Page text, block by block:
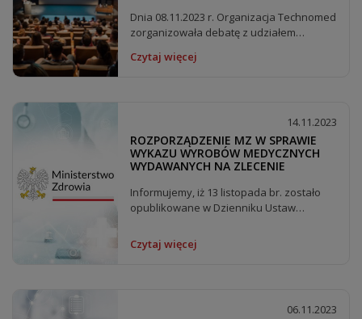
Dnia 08.11.2023 r. Organizacja Technomed
zorganizowała debatę z udziałem
Czytaj więcej
14.11.2023
ROZPORZĄDZENIE MZ W SPRAWIE
WYKAZU WYROBÓW MEDYCZNYCH
WYDAWANYCH NA ZLECENIE
Informujemy, iż 13 listopada br. zostało
opublikowane w Dzienniku Ustaw
Czytaj więcej
06.11.2023